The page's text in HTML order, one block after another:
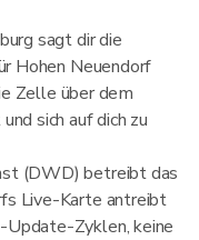
sagt dir die
Hohen Neuendorf
Zelle über dem
sich auf dich zu
(DWD) betreibt das
Live-Karte antreibt
Zyklen, keine